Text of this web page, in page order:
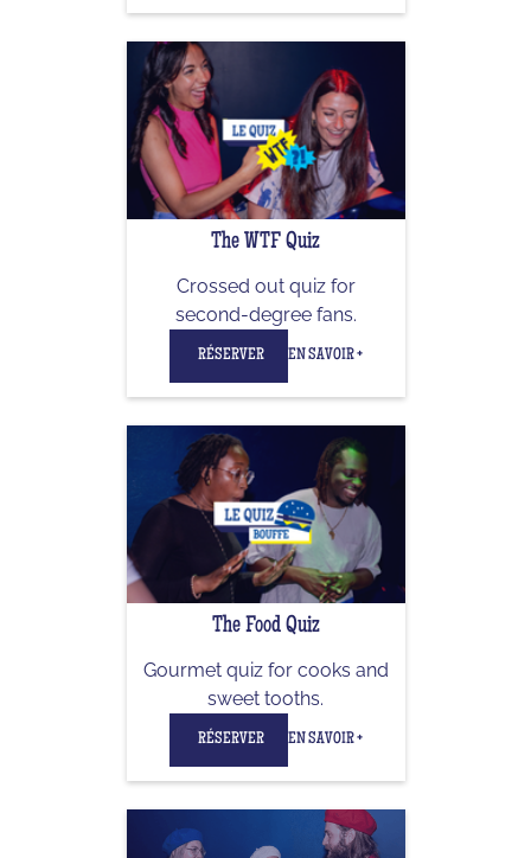
The WTF Quiz
Crossed out quiz for
second-degree fans.
RÉSERVER EN SAVOIR +
The Food Quiz
Gourmet quiz for cooks and
sweet tooths.
RÉSERVER EN SAVOIR +